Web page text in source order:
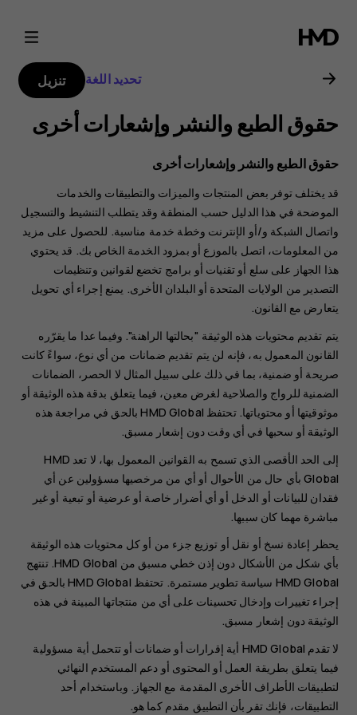
دليل
مستخدم
Nokia
C22
تحديد اللغة تنزيل
حقوق الطبع والنشر وإشعارات أخرى
حقوق الطبع والنشر وإشعارات أخرى
قد يختلف توفر بعض المنتجات والميزات والتطبيقات والخدمات
الموضحة في هذا الدليل حسب المنطقة وقد يتطلب التنشيط والتسجيل
واتصال الشبكة و/أو الإنترنت وخطة خدمة مناسبة. للحصول على مزيد
من المعلومات، اتصل بالموزع أو بمزود الخدمة الخاص بك. قد يحتوي
هذا الجهاز على سلع أو تقنيات أو برامج تخضع لقوانين وتنظيمات
التصدير من الولايات المتحدة أو البلدان الأخرى. يمنع إجراء أي تحويل
يتعارض مع القانون.
يتم تقديم محتويات هذه الوثيقة "بحالتها الراهنة". وفيما عدا ما يقرّره
القانون المعمول به، فإنه لن يتم تقديم ضمانات من أي نوع، سواءً كانت
صريحة أو ضمنية، بما في ذلك على سبيل المثال لا الحصر، الضمانات
الضمنية للرواج والصلاحية لغرض معين، فيما يتعلق بدقة هذه الوثيقة أو
موثوقيتها أو محتوياتها. تحتفظ HMD Global بالحق في مراجعة هذه
الوثيقة أو سحبها في أي وقت دون إشعار مسبق.
إلى الحد الأقصى الذي تسمح به القوانين المعمول بها، لا تعد HMD
Global بأي حال من الأحوال أو أي من مرخصيها مسؤولين عن أي
فقدان للبيانات أو الدخل أو أي أضرار خاصة أو عرضية أو تبعية أو غير
مباشرة مهما كان سببها.
يحظر إعادة نسخ أو نقل أو توزيع جزء من أو كل محتويات هذه الوثيقة
بأي شكل من الأشكال دون إذن خطي مسبق من HMD Global. تنتهج
HMD Global سياسة تطوير مستمرة. تحتفظ HMD Global بالحق في
إجراء تغييرات وإدخال تحسينات على أي من منتجاتها المبينة في هذه
الوثيقة دون إشعار مسبق.
لا تقدم HMD Global أية إقرارات أو ضمانات أو تتحمل أية مسؤولية
فيما يتعلق بطريقة العمل أو المحتوى أو دعم المستخدم النهائي
لتطبيقات الأطراف الأخرى المقدمة مع الجهاز. وباستخدام أحد
التطبيقات، فإنك تقر بأن التطبيق مقدم كما هو.